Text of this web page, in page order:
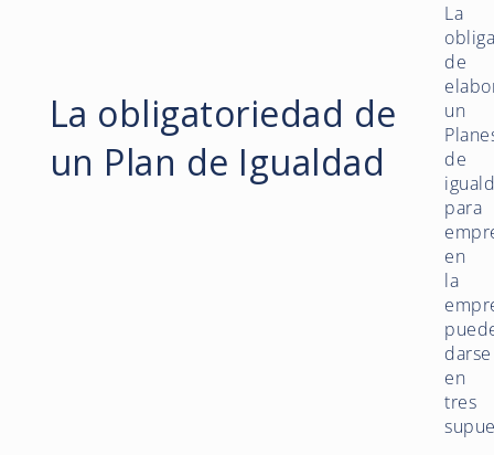
La obligatoriedad de
un Plan de Igualdad
La
de
un
de
para
en
la
darse
en
tres